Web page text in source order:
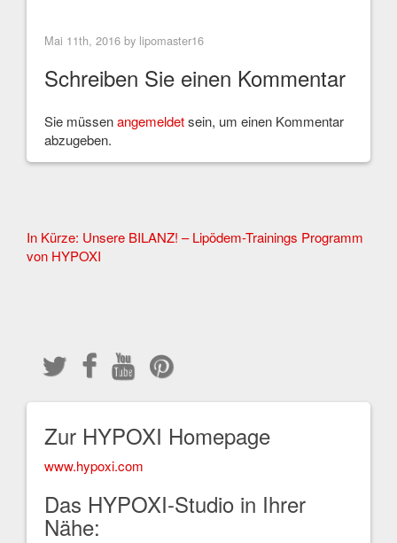
Mai 11th, 2016 by lipomaster16
Schreiben Sie einen Kommentar
Sie müssenangemeldetsein, um einen Kommentar
abzugeben.
Other
Articles
In Kürze: Unsere BILANZ! – Lipödem-Trainings Programm
von HYPOXI
Zur HYPOXI Homepage
www.hypoxi.com
Das HYPOXI-Studio in Ihrer
Nähe: